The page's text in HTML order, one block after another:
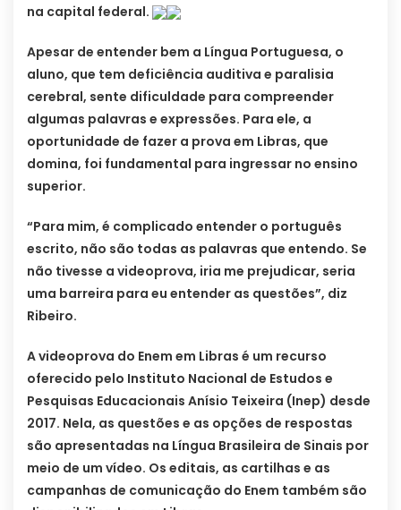
na capital federal.
Apesar de entender bem a Língua Portuguesa, o
aluno, que tem deficiência auditiva e paralisia
cerebral, sente dificuldade para compreender
algumas palavras e expressões. Para ele, a
oportunidade de fazer a prova em Libras, que
domina, foi fundamental para ingressar no ensino
superior.
“Para mim, é complicado entender o português
escrito, não são todas as palavras que entendo. Se
não tivesse a videoprova, iria me prejudicar, seria
uma barreira para eu entender as questões”, diz
Ribeiro.
A videoprova do Enem em Libras é um recurso
oferecido pelo Instituto Nacional de Estudos e
Pesquisas Educacionais Anísio Teixeira (Inep) desde
2017. Nela, as questões e as opções de respostas
são apresentadas na Língua Brasileira de Sinais por
meio de um vídeo. Os editais, as cartilhas e as
campanhas de comunicação do Enem também são